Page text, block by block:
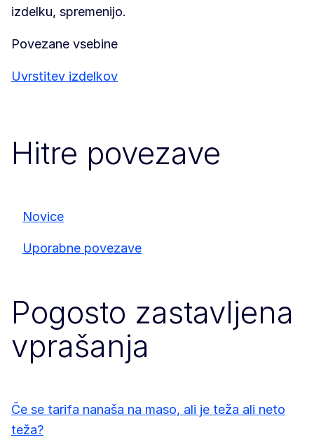
izdelku, spremenijo.
Povezane vsebine
Uvrstitev izdelkov
Hitre povezave
Novice
Uporabne povezave
Pogosto zastavljena
vprašanja
Če se tarifa nanaša na maso, ali je teža ali neto
teža?